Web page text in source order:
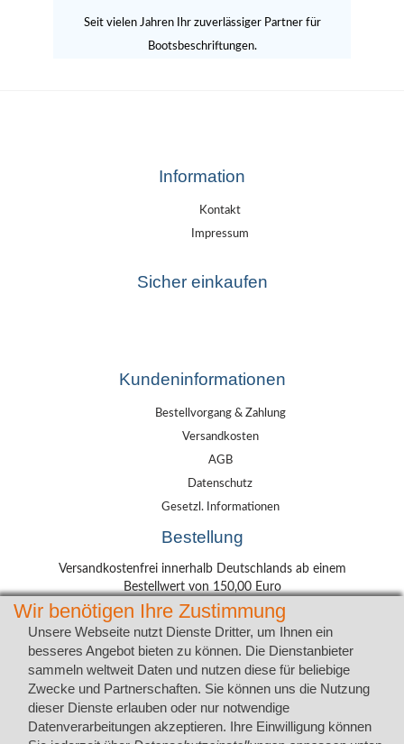
Seit vielen Jahren Ihr zuverlässiger Partner für
Bootsbeschriftungen.
Information
Kontakt
Impressum
Sicher einkaufen
Kundeninformationen
Bestellvorgang & Zahlung
Versandkosten
AGB
Datenschutz
Gesetzl. Informationen
Bestellung
Versandkostenfrei innerhalb Deutschlands ab einem
Bestellwert von 150,00 Euro
Lieferung mit DHL
Wunschadresse
Packstation
Postfiliale
Zahlungsarten
Wir benötigen Ihre Zustimmung
Unsere Webseite nutzt Dienste Dritter, um Ihnen ein
besseres Angebot bieten zu können. Die Dienstanbieter
sammeln weltweit Daten und nutzen diese für beliebige
Zwecke und Partnerschaften. Sie können uns die Nutzung
dieser Dienste erlauben oder nur notwendige
Datenverarbeitungen akzeptieren. Ihre Einwilligung können